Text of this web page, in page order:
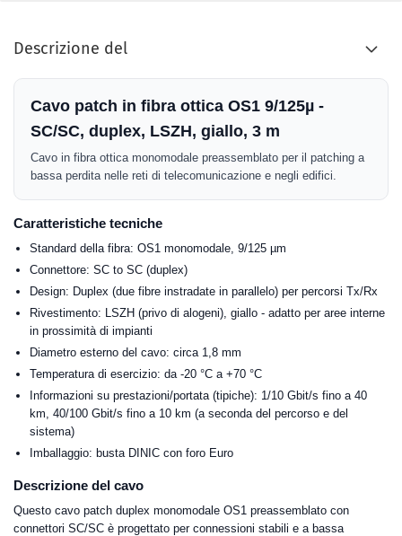
Descrizione del
Cavo patch in fibra ottica OS1 9/125µ -
SC/SC, duplex, LSZH, giallo, 3 m
Cavo in fibra ottica monomodale preassemblato per il patching a
bassa perdita nelle reti di telecomunicazione e negli edifici.
Caratteristiche tecniche
Standard della fibra: OS1 monomodale, 9/125 µm
Connettore: SC to SC (duplex)
Design: Duplex (due fibre instradate in parallelo) per percorsi Tx/Rx
Rivestimento: LSZH (privo di alogeni), giallo - adatto per aree interne
in prossimità di impianti
Diametro esterno del cavo: circa 1,8 mm
Temperatura di esercizio: da -20 °C a +70 °C
Informazioni su prestazioni/portata (tipiche): 1/10 Gbit/s fino a 40
km, 40/100 Gbit/s fino a 10 km (a seconda del percorso e del
sistema)
Imballaggio: busta DINIC con foro Euro
Descrizione del cavo
Questo cavo patch duplex monomodale OS1 preassemblato con
connettori SC/SC è progettato per connessioni stabili e a bassa